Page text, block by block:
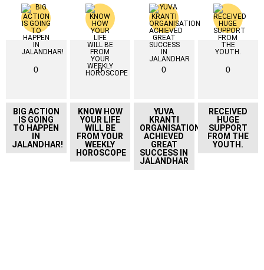
0
BIG ACTION
IS GOING
TO HAPPEN
IN
JALANDHAR!
0
KNOW HOW
YOUR LIFE
WILL BE
FROM YOUR
WEEKLY
HOROSCOPE
0
YUVA
KRANTI
ORGANISATION
ACHIEVED
GREAT
SUCCESS IN
JALANDHAR
0
RECEIVED
HUGE
SUPPORT
FROM THE
YOUTH.